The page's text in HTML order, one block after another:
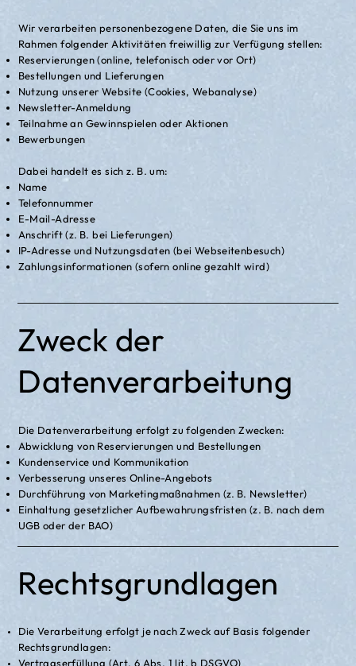
Wir verarbeiten personenbezogene Daten, die Sie uns im
Rahmen folgender Aktivitäten freiwillig zur Verfügung stellen:
Reservierungen (online, telefonisch oder vor Ort)
Bestellungen und Lieferungen
Nutzung unserer Website (Cookies, Webanalyse)
Newsletter-Anmeldung
Teilnahme an Gewinnspielen oder Aktionen
Bewerbungen
Dabei handelt es sich z. B. um:
Name
Telefonnummer
E-Mail-Adresse
Anschrift (z. B. bei Lieferungen)
IP-Adresse und Nutzungsdaten (bei Webseitenbesuch)
Zahlungsinformationen (sofern online gezahlt wird)
Zweck der
Datenverarbeitung
Die Datenverarbeitung erfolgt zu folgenden Zwecken:
Abwicklung von Reservierungen und Bestellungen
Kundenservice und Kommunikation
Verbesserung unseres Online-Angebots
Durchführung von Marketingmaßnahmen (z. B. Newsletter)
Einhaltung gesetzlicher Aufbewahrungsfristen (z. B. nach dem
UGB oder der BAO)
Rechtsgrundlagen
Die Verarbeitung erfolgt je nach Zweck auf Basis folgender
Rechtsgrundlagen:
Vertragserfüllung (Art. 6 Abs. 1 lit. b DSGVO)